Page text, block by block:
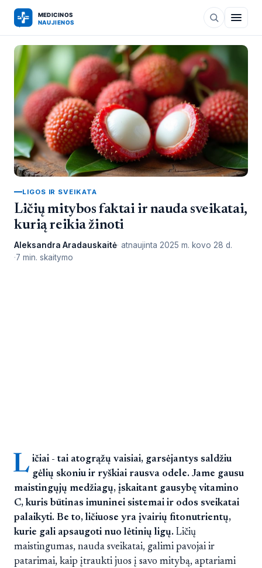
LIGOS IR SVEIKATA
Ličių mitybos faktai ir nauda sveikatai,
kurią reikia žinoti
Aleksandra Aradauskaitė atnaujinta 2025 m. kovo 28 d.
7 min. skaitymo
L ičiai - tai atogrąžų vaisiai, garsėjantys saldžiu
gėlių skoniu ir ryškiai rausva odele. Jame gausu
maistingųjų medžiagų, įskaitant gausybę vitamino
C, kuris būtinas imuninei sistemai ir odos sveikatai
palaikyti. Be to, ličiuose yra įvairių fitonutrientų,
kurie gali apsaugoti nuo lėtinių ligų. Ličių
maistingumas, nauda sveikatai, galimi pavojai ir
patarimai, kaip įtraukti juos į savo mitybą, aptariami